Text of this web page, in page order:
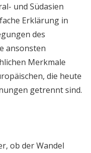
und Südasien
Erklärung in
des
ansonsten
Merkmale
die heute
getrennt sind.
ob der Wandel